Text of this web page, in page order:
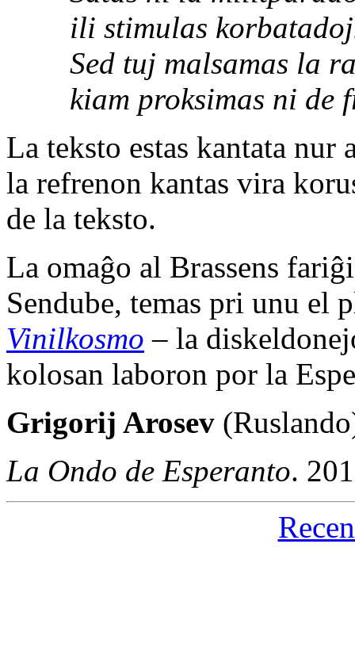
ili stimulas
Sed tuj malsamas la
kiam proksimas ni de
La teksto estas kantata nur
la refrenon kantas vira
de la teksto.
La omaĝo al Brassens
Sendube, temas pri unu el
Vinilkosmo – la
kolosan laboron por la
Grigorij Arosev
La Ondo de Esperanto.